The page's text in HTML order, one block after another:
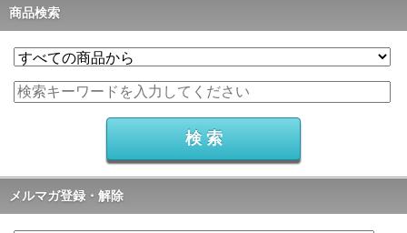
商品検索
メルマガ登録・解除